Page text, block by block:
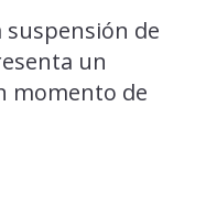
suspensión de
un
momento de